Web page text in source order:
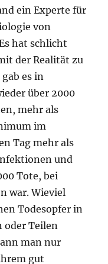
ein Experte für
von
hat schlicht
der Realität zu
es in
über 2000
mehr als
im
Tag mehr als
und
Tote, bei
war. Wieviel
Todesopfer in
oder Teilen
man nur
gut